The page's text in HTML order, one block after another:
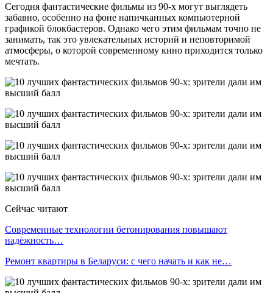
Сегодня фантастические фильмы из 90-х могут выглядеть
забавно, особенно на фоне напичканных компьютерной
графикой блокбастеров. Однако чего этим фильмам точно не
занимать, так это увлекательных историй и неповторимой
атмосферы, о которой современному кино приходится только
мечтать.
Сейчас читают
Современные технологии бетонирования повышают
надёжность…
Ремонт квартиры в Беларуси: с чего начать и как не…